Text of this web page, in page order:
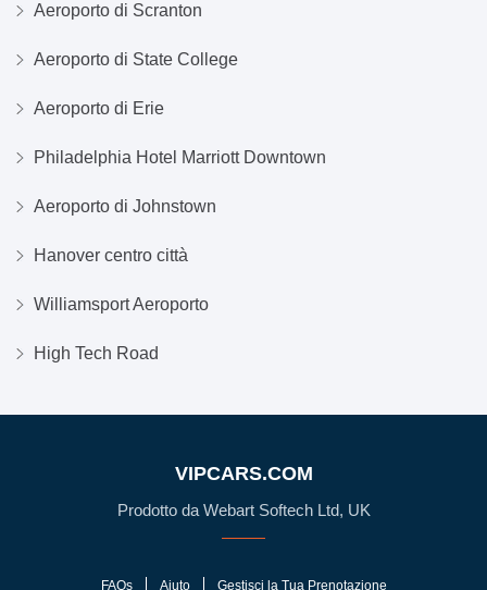
Aeroporto di Scranton
Aeroporto di State College
Aeroporto di Erie
Philadelphia Hotel Marriott Downtown
Aeroporto di Johnstown
Hanover centro città
Williamsport Aeroporto
High Tech Road
VIPCARS.COM
Prodotto da Webart Softech Ltd, UK
FAQs Aiuto Gestisci la Tua Prenotazione